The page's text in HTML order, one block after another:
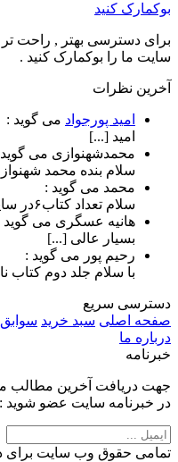
بوکمارک کنید
برای دسترسی بهتر , راحت
سایت ما را بوکمارک کنید .
آخرین نظرات
امید پورجواد می گوید :
امید [...]
محمدشهنوازی می
سلام بنده محمد
محمد می گوید :
سلام تعداد کتاب۶در سایت زیاد نیست [...]
هانیه عسگری می گوید
بسیار عالی [...]
رحیم پور می گوید :
با سلام جلد دوم
دسترسی سریع
صفحه اصلی سبد خرید
درباره ما
خبرنامه
جهت دریافت آخرین مطالب
در خبرنامه سایت عضو شوید :
تمامی حقوق وب سایت برای